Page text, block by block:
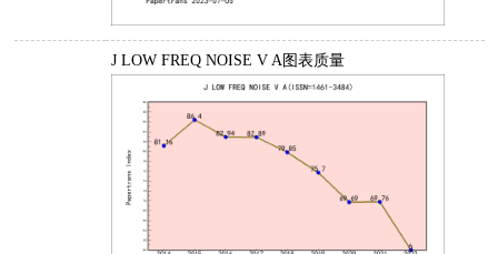
J LOW FREQ NOISE V A图表质量